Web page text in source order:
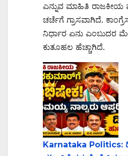
ಎನ್ನುವ ಮಾಹಿತಿ ರಾಜಕೀಯ
ಚರ್ಚೆಗೆ ಗ್ರಾಸವಾಗಿದೆ.
ನಿರ್ಧಾರ ಏನು ಎಂಬುದರ
ಕುತೂಹಲ ಹೆಚ್ಚಾಗಿದೆ.
Karnataka Politics: